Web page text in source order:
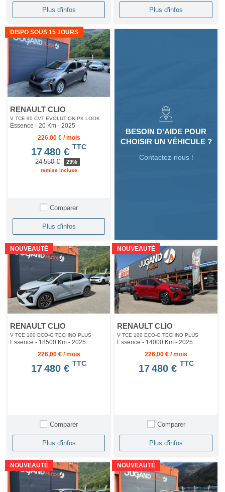
Plus d'infos Plus d'infos
DISPO SOUS 15 JOURS
RENAULT CLIO
V TCE 90 CVT EVOLUTION PK LOOK
Essence - 20 Km - 2025
226,00 € / mois
17 480 € TTC
24 550 € 29%
remise incluse
Comparer
Plus d'infos
BESOIN D'AIDE POUR
CHOISIR UN VÉHICULE ?
Contactez-nous !
NOUVEAUTÉ
RENAULT CLIO
V TCE 100 ECO-G TECHNO PLUS
Essence - 18500 Km - 2025
226,00 € / mois
17 480 € TTC
Comparer
Plus d'infos
NOUVEAUTÉ
RENAULT CLIO
V TCE 100 ECO-G TECHNO PLUS
Essence - 14000 Km- 2025
226,00 € / mois
17 480 € TTC
Comparer
Plus d'infos
NOUVEAUTÉ NOUVEAUTÉ